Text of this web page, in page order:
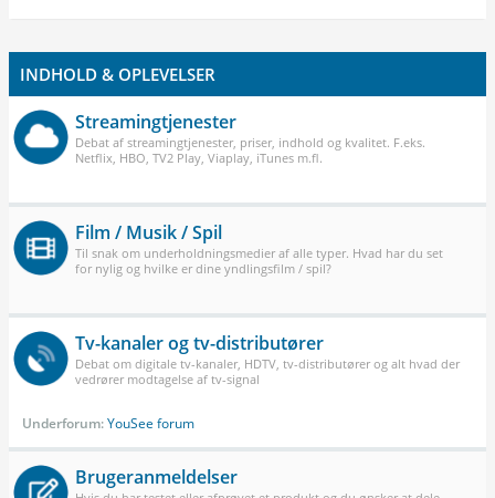
INDHOLD & OPLEVELSER
Streamingtjenester
Debat af streamingtjenester, priser, indhold og kvalitet. F.eks.
Netflix, HBO, TV2 Play, Viaplay, iTunes m.fl.
Film / Musik / Spil
Til snak om underholdningsmedier af alle typer. Hvad har du set
for nylig og hvilke er dine yndlingsfilm / spil?
Tv-kanaler og tv-distributører
Debat om digitale tv-kanaler, HDTV, tv-distributører og alt hvad der
vedrører modtagelse af tv-signal
Underforum:YouSee forum
Brugeranmeldelser